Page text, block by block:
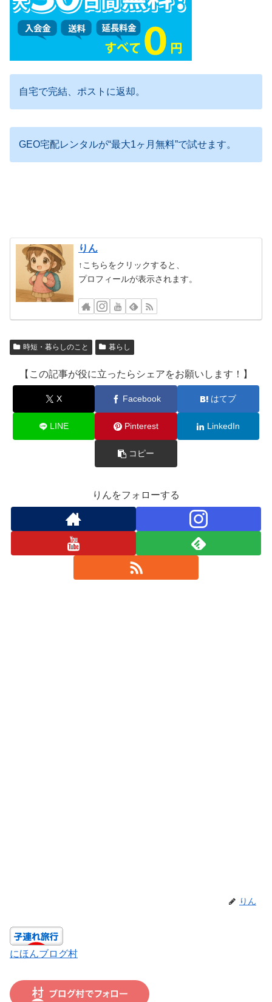
自宅で完結、ポストに返却。
GEO宅配レンタルが“最大1ヶ月無料”で試せます。
りん
↑こちらをクリックすると、
プロフィールが表示されます。
時短・暮らしのこと 暮らし
【この記事が役に立ったらシェアをお願いします！】
X Facebook はてブ
LINE Pinterest LinkedIn
コピー
りんをフォローする
りん
にほんブログ村